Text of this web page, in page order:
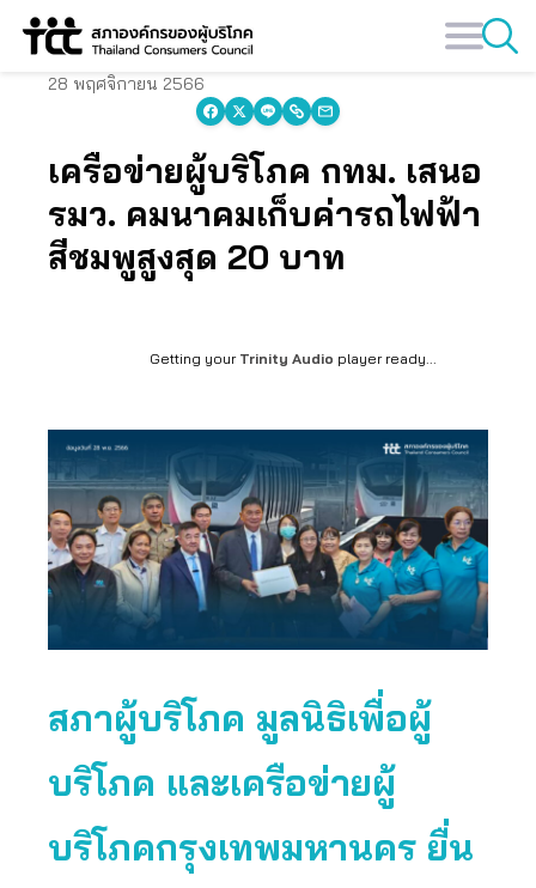
Skip
28 พฤศจิกายน 2566
เครือข่ายผู้บริโภค กทม. เสนอ
รมว. คมนาคมเก็บค่ารถไฟฟ้า
สีชมพูสูงสุด 20 บาท
Getting your Trinity Audio player ready...
สภาผู้บริโภค มูลนิธิเพื่อผู้
บริโภค และเครือข่ายผู้
บริโภคกรุงเทพมหานคร ยื่น